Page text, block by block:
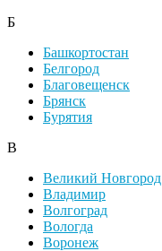
Б
Башкортостан
Белгород
Благовещенск
Брянск
Бурятия
В
Великий Новгород
Владимир
Волгоград
Вологда
Воронеж